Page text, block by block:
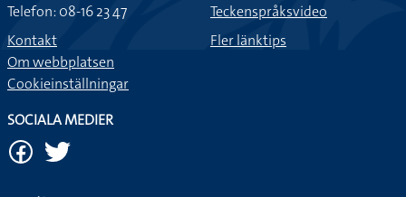
Telefon: 08-16 23 47
Kontakt
Om webbplatsen
Cookieinställningar
Teckenspråksvideo
Fler länktips
SOCIALA MEDIER